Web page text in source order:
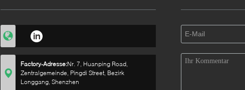
Factory-Adresse:Nr. 7, Huanping Road,
Zentralgemeinde, Pingdi Street, Bezirk
Longgang, Shenzhen